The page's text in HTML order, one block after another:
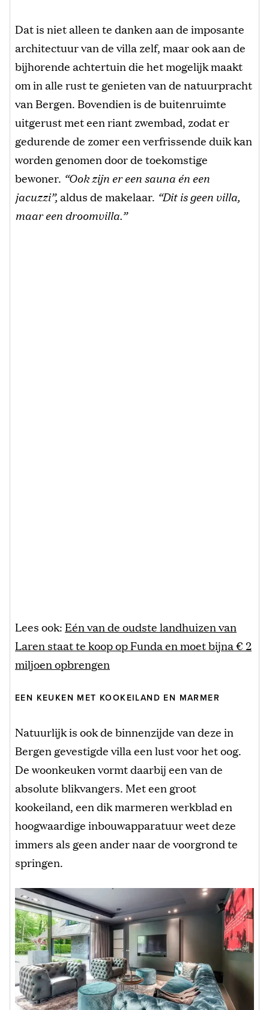
Dat is niet alleen te danken aan de imposante
architectuur van de villa zelf, maar ook aan de
bijhorende achtertuin die het mogelijk maakt
om in alle rust te genieten van de natuurpracht
van Bergen. Bovendien is de buitenruimte
uitgerust met een riant zwembad, zodat er
gedurende de zomer een verfrissende duik kan
worden genomen door de toekomstige
bewoner. “Ook zijn er een sauna én een
jacuzzi”,aldus de makelaar. “Dit is geen villa,
maar een droomvilla.”
Lees ook: Eén van de oudste landhuizen van
Laren staat te koop op Funda en moet bijna € 2
miljoen opbrengen
EEN KEUKEN MET KOOKEILAND EN MARMER
Natuurlijk is ook de binnenzijde van deze in
Bergen gevestigde villa een lust voor het oog.
De woonkeuken vormt daarbij een van de
absolute blikvangers. Met een groot
kookeiland, een dik marmeren werkblad en
hoogwaardige inbouwapparatuur weet deze
immers als geen ander naar de voorgrond te
springen.